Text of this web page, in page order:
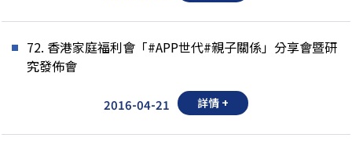
72. 香港家庭福利會「#APP世代#親子關係」分享會暨研
究發佈會
2016-04-21 詳情 +